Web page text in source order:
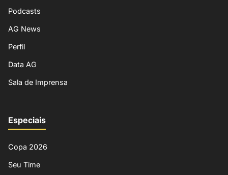
Podcasts
AG News
Perfil
Data AG
Sala de Imprensa
Especiais
Copa 2026
Seu Time